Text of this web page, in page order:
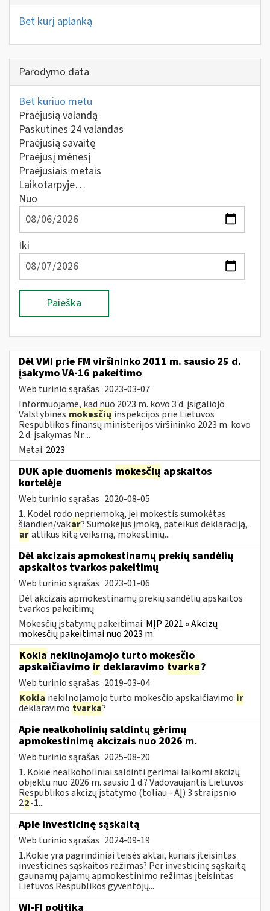
Bet kurį aplanką
Parodymo data
Bet kuriuo metu
Praėjusią valandą
Paskutines 24 valandas
Praėjusią savaitę
Praėjusį mėnesį
Praėjusiais metais
Laikotarpyje…
Nuo
Iki
Paieška
Dėl VMI prie FM viršininko 2011 m. sausio 25 d.
įsakymo VA-16 pakeitimo
Web turinio sąrašas 2023-03-07
Informuojame, kad nuo 2023 m. kovo 3 d. įsigaliojo
Valstybinės mokesčių inspekcijos prie Lietuvos
Respublikos finansų ministerijos viršininko 2023 m. kovo
2 d. įsakymas Nr....
Metai: 2023
DUK apie duomenis mokesčių apskaitos
kortelėje
Web turinio sąrašas 2020-08-05
1. Kodėl rodo nepriemoką, jei mokestis sumokėtas
šiandien/vakar? Sumokėjus įmoką, pateikus deklaraciją,
aratlikus kitą veiksmą, mokestinių...
Dėl akcizais apmokestinamų prekių sandėlių
apskaitos tvarkos pakeitimų
Web turinio sąrašas 2023-01-06
Dėl akcizais apmokestinamų prekių sandėlių apskaitos
tvarkos pakeitimų
Mokesčių įstatymų pakeitimai: MĮP 2021 » Akcizų
mokesčių pakeitimai nuo 2023 m.
Kokia nekilnojamojo turto mokesčio
apskaičiavimo ir deklaravimo tvarka?
Web turinio sąrašas 2019-03-04
Kokia nekilnojamojo turto mokesčio apskaičiavimo ir
deklaravimo tvarka?
Apie nealkoholinių saldintų gėrimų
apmokestinimą akcizais nuo 2026 m.
Web turinio sąrašas 2025-08-20
1. Kokie nealkoholiniai saldinti gėrimai laikomi akcizų
objektu nuo 2026 m. sausio 1 d.? Vadovaujantis Lietuvos
Respublikos akcizų įstatymo (toliau - AĮ) 3 straipsnio
22-1...
Apie investicinę sąskaitą
Web turinio sąrašas 2024-09-19
1.Kokie yra pagrindiniai teisės aktai, kuriais įteisintas
investicinės sąskaitos režimas? Per investicinę sąskaitą
gaunamų pajamų apmokestinimo režimas įteisintas
Lietuvos Respublikos gyventojų...
WI-FI politika